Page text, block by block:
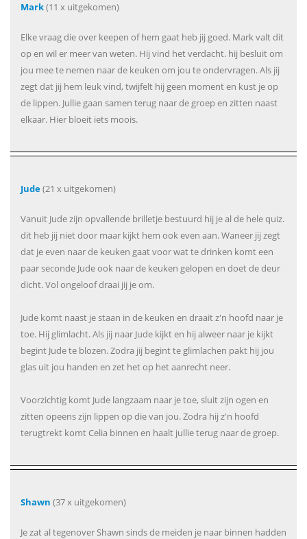
Mark(11 x uitgekomen)
Elke vraag die over keepen of hem gaat heb jij goed. Mark valt dit
op en wil er meer van weten. Hij vind het verdacht. hij besluit om
jou mee te nemen naar de keuken om jou te ondervragen. Als jij
zegt dat jij hem leuk vind, twijfelt hij geen moment en kust je op
de lippen. Jullie gaan samen terug naar de groep en zitten naast
elkaar. Hier bloeit iets moois.
Jude(21 x uitgekomen)
Vanuit Jude zijn opvallende brilletje bestuurd hij je al de hele quiz.
dit heb jij niet door maar kijkt hem ook even aan. Waneer jij zegt
dat je even naar de keuken gaat voor wat te drinken komt een
paar seconde Jude ook naar de keuken gelopen en doet de deur
dicht. Vol ongeloof draai jij je om.
Jude komt naast je staan in de keuken en draait z'n hoofd naar je
toe. Hij glimlacht. Als jij naar Jude kijkt en hij alweer naar je kijkt
begint Jude te blozen. Zodra jij begint te glimlachen pakt hij jou
glas uit jou handen en zet het op het aanrecht neer.
Voorzichtig komt Jude langzaam naar je toe, sluit zijn ogen en
zitten opeens zijn lippen op die van jou. Zodra hij z'n hoofd
terugtrekt komt Celia binnen en haalt jullie terug naar de groep.
Shawn (37 x uitgekomen)
Je zat al tegenover Shawn sinds de meiden je naar binnen hadden